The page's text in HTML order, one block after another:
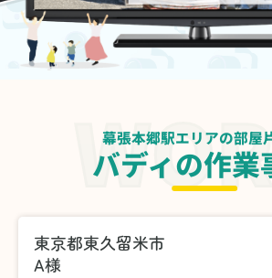
幕張本郷駅エリアの部屋
バディの作業
東京都東久留米市
A様